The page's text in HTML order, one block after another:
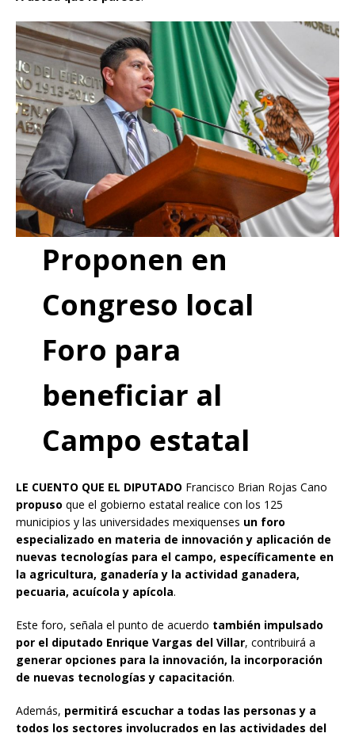
Proponen en
Congreso local
Foro para
beneficiar al
Campo estatal
LE CUENTO QUE EL DIPUTADO Francisco Brian Rojas Cano
propuso que el gobierno estatal realice con los 125
municipios y las universidades mexiquenses un foro
especializado en materia de innovación y aplicación de
nuevas tecnologías para el campo, específicamente en
la agricultura, ganadería y la actividad ganadera,
pecuaria, acuícola y apícola.
Este foro, señala el punto de acuerdo también impulsado
por el diputado Enrique Vargas del Villar, contribuirá a
generar opciones para la innovación, la incorporación
de nuevas tecnologías y capacitación.
Además, permitirá escuchar a todas las personas y a
todos los sectores involucrados en las actividades del